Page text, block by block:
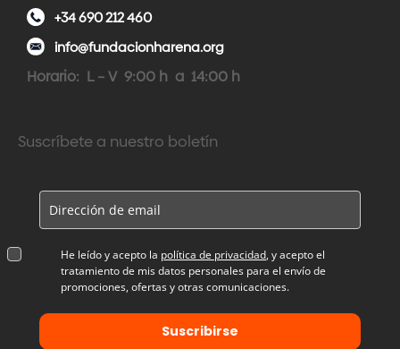
+34 690 212 460
info@fundacionharena.org
Horario: L – V 9:00 h a 14:00 h
Suscríbete a nuestro boletín
He leído y acepto la política de privacidad, y acepto el
tratamiento de mis datos personales para el envío de
promociones, ofertas y otras comunicaciones.
Suscribirse